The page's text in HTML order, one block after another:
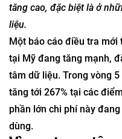
tăng cao, đặc biệt là ở
liệu.
Một báo cáo điều tra mới
tại Mỹ đang tăng mạnh,
tâm dữ liệu. Trong vòng
tăng tới 267% tại các
phần lớn chi phí này
dùng.